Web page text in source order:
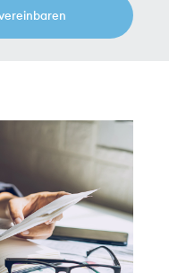
zu!